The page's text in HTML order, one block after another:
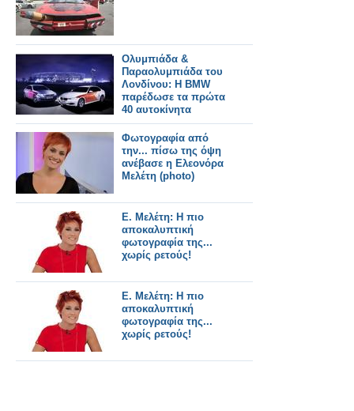
Ολυμπιάδα &
Παραολυμπιάδα του
Λονδίνου: Η BMW
παρέδωσε τα πρώτα
40 αυτοκίνητα
Φωτογραφία από
την... πίσω της όψη
ανέβασε η Ελεονόρα
Μελέτη (photo)
E. Μελέτη: Η πιο
αποκαλυπτική
φωτογραφία της...
χωρίς ρετούς!
E. Μελέτη: Η πιο
αποκαλυπτική
φωτογραφία της...
χωρίς ρετούς!